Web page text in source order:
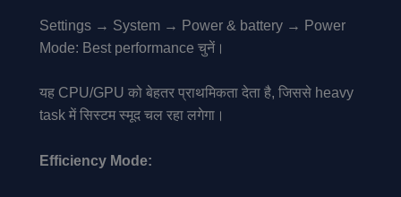
Settings → System → Power & battery → Power
Mode: Best performance चुनें।
यह CPU/GPU को बेहतर प्राथमिकता देता है, जिससे heavy
task में सिस्टम स्मूद चल रहा लगेगा।
Efficiency Mode: